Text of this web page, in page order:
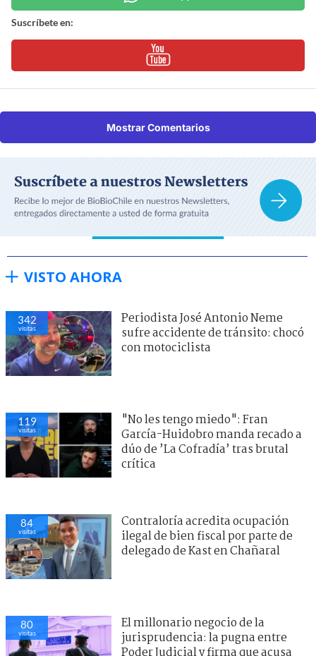
Suscríbete en:
Mostrar Comentarios
VISTO AHORA
342
visitas
Periodista José Antonio Neme
sufre accidente de tránsito: chocó
con motociclista
119
visitas
"No les tengo miedo": Fran
García-Huidobro manda recado a
dúo de ’La Cofradía’ tras brutal
crítica
84
visitas
Contraloría acredita ocupación
ilegal de bien fiscal por parte de
delegado de Kast en Chañaral
80
visitas
El millonario negocio de la
jurisprudencia: la pugna entre